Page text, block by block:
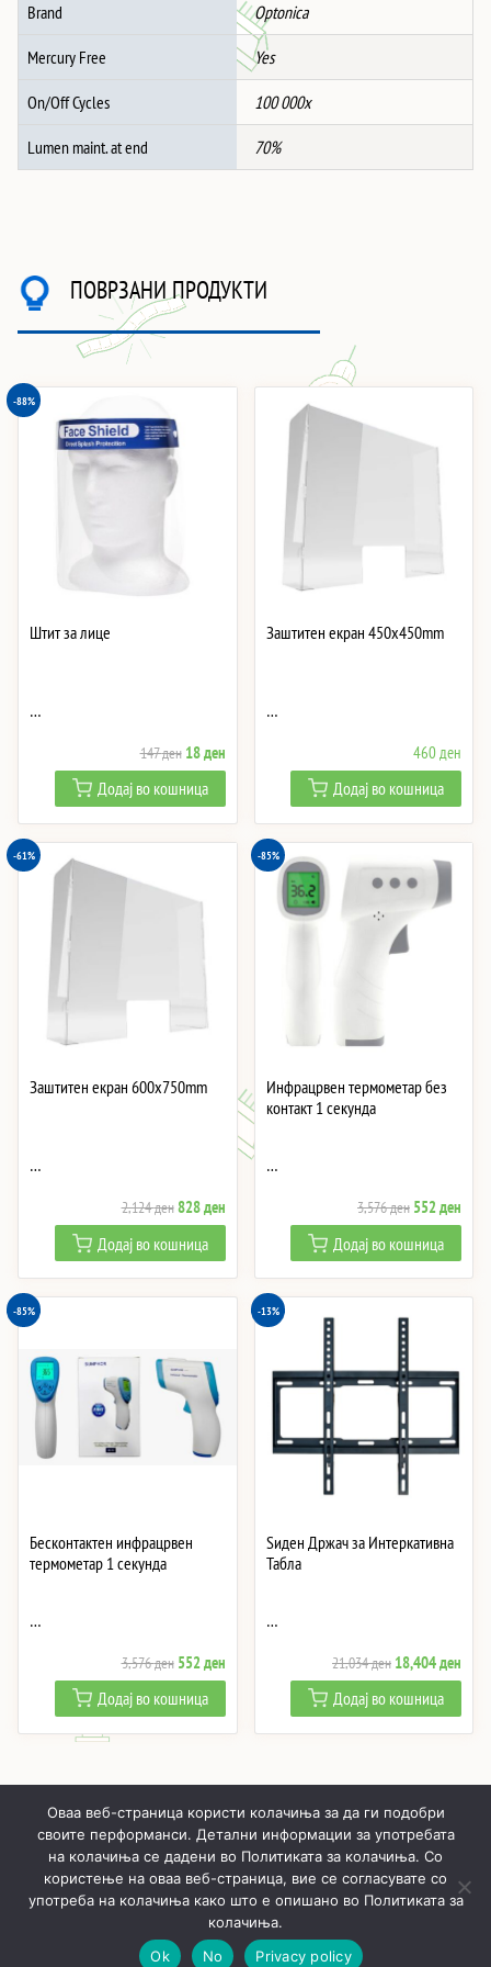
Brand Optonica
Mercury Free Yes
On/Off Cycles 100 000x
Lumen maint. at end 70%
ПОВРЗАНИ ПРОДУКТИ
-88%
Штит за лице
…
147ден Original
price
was:
147 ден.
18денCurrent
price
is:
18 ден.
Додај во кошница
Заштитен екран 450x450mm
…
460ден
Додај во кошница
-61%
Заштитен екран 600x750mm
…
2,124денOriginal
price
was:
2,124 ден.
828денCurrent
price
is:
828 ден.
Додај во кошница
-85%
Инфрацрвен термометар без
контакт 1 секунда
…
3,576ден Original
price
was:
3,576 ден.
552ден
price
is:
552
Додај во кошница
-85%
Бесконтактен инфрацрвен
термометар 1 секунда
…
3,576ден Original
price
was:
3,576 ден.
552денCurrent
price
552 ден.
Додај во кошница
-13%
Ѕиден Држач за Интеркативна
Табла
…
21,034ден Original
price
was:
21,034 ден.
18,404ден
price
Додај во кошница
ПОЧНУВАЈЌИ ПРОИЗВОДИ МОЈ ПРОФИЛ
КОШНИЧКА
РЕАЛИЗИРАНИ ПРОЕКТИ
ЗА НАС
Онлајн LED осветлување © 2019 - 2026 Политика за приватност
Оваа веб-страница користи колачиња за да ги подобри
своите перформанси. Детални информации за употребата
на колачиња се дадени во Политиката за колачиња. Со
користење на оваа веб-страница, вие се согласувате со
употреба на колачиња како што е опишано во Политиката за
колачиња.
Ok
No Privacy policy